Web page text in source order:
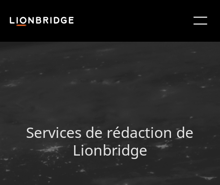
Services de rédaction de
Lionbridge